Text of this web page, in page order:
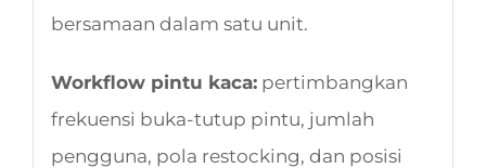
bersamaan dalam satu unit.
Workflow pintu kaca:pertimbangkan
frekuensi buka-tutup pintu, jumlah
pengguna, pola restocking, dan posisi